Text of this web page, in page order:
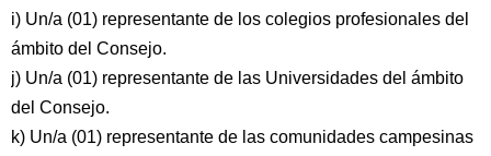
i) Un/a (01) representante de los colegios profesionales del
ámbito del Consejo.
j) Un/a (01) representante de las Universidades del ámbito
del Consejo.
k) Un/a (01) representante de las comunidades campesinas